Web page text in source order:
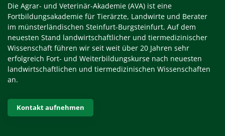
Die Agrar- und Veterinär-Akademie (AVA) ist eine
Fortbildungsakademie für Tierärzte, Landwirte und Berater
im münsterländischen Steinfurt-Burgsteinfurt. Auf dem
neuesten Stand landwirtschaftlicher und tiermedizinischer
Wissenschaft führen wir seit weit über 20 Jahren sehr
erfolgreich Fort- und Weiterbildungskurse nach neuesten
landwirtschaftlichen und tiermedizinischen Wissenschaften
an.
Kontakt aufnehmen